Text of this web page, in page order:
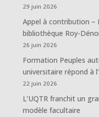
29 juin 2026
Appel à contribution –
bibliothèque Roy-
26 juin 2026
Formation Peuples
universitaire répond à
22 juin 2026
L’UQTR franchit un
modèle facultaire